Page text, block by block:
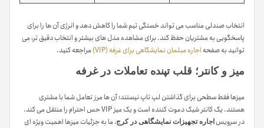
انتخاب صندلی مناسب می تواند خستگی تیم شما را کاهش دهد و انرژی آن ها را برای
پاسخگویی به مشتریان حفظ کند. برای مشاهده مدل های بیشتر و انتخاب دقیق تر، می
توانید به صفحه اجاره مبلمان نمایشگاهی برای غرفه (VIP) مراجعه کنید.
میز و کانتر؛ قلب تپنده تعاملات در غرفه
میزها فقط سطحی برای گذاشتن لپ تاپ نیستند؛ آن ها مرز تعامل شما با مشتری
هستند. یک کانتر شیک دعوت کننده است و یک میز VIP حس احترام را منتقل می کند.
در سرویس اجاره تجهیزات نمایشگاهی در کرج، ما به جزئیات میزها اهمیت ویژه ای